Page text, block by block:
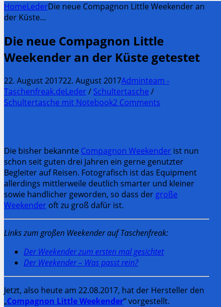
HomeLederDie neue Compagnon Little Weekender an
der Küste…
Die neue Compagnon Little
Weekender an der Küste getestet
22. August 201722. August 2017Adminteam -
Taschenfreak.deLeder / Schultertasche /
Schultertasche mit Notebook2 Comments
Die bisher bekannte Compagnon Weekender ist nun
schon seit guten drei Jahren ein gerne genutzter
Begleiter auf Reisen. Fotografisch ist das Equipment
allerdings mittlerweile deutlich smarter und kleiner
sowie handlicher geworden, so dass der große
Weekender oft zu groß dafür ist.
Links zum großen Weekender auf Taschenfreak:
Der Weekender zum ersten mal gesichtet
Der Weekender – Was passt rein?
Jetzt, also heute am 22.08.2017, hat der Hersteller den
„Compagnon Little Weekender“ vorgestellt.